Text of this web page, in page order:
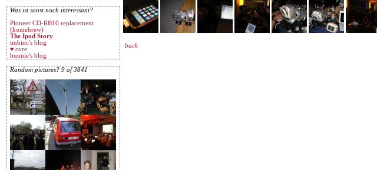
Was ist sonst noch interessant?
Pioneer CD-RB10 replacement
(homebrew)
The Ipod Story
tmbinc's blog
♥ core
bunnie's blog
Random pictures? 9 of 3841
back